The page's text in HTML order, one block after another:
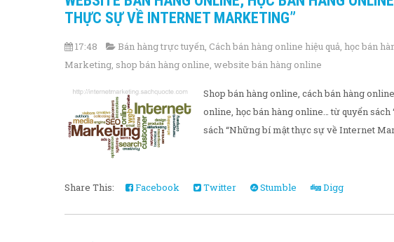
THỰC SỰ VỀ INTERNET MARKETING”
17:48 Bán hàng trực tuyến, Cách bán hàng online hiệu quả, học bán
Marketing, shop bán hàng online, website bán hàng online
Shop bán hàng online, cách bán hàng
online, học bán hàng online… từ quyển
sách “Những bí mật thực sự về Internet
Share This: Facebook Twitter Stumble Digg